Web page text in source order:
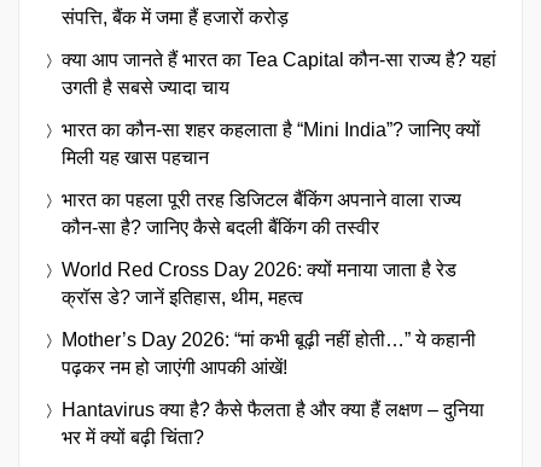
संपत्ति, बैंक में जमा हैं हजारों करोड़
क्या आप जानते हैं भारत का Tea Capital कौन-सा राज्य है? यहां
उगती है सबसे ज्यादा चाय
भारत का कौन-सा शहर कहलाता है “Mini India”? जानिए क्यों
मिली यह खास पहचान
भारत का पहला पूरी तरह डिजिटल बैंकिंग अपनाने वाला राज्य
कौन-सा है? जानिए कैसे बदली बैंकिंग की तस्वीर
World Red Cross Day 2026: क्यों मनाया जाता है रेड
क्रॉस डे? जानें इतिहास, थीम, महत्व
Mother’s Day 2026: “मां कभी बूढ़ी नहीं होती…” ये कहानी
पढ़कर नम हो जाएंगी आपकी आंखें!
Hantavirus क्या है? कैसे फैलता है और क्या हैं लक्षण – दुनिया
भर में क्यों बढ़ी चिंता?